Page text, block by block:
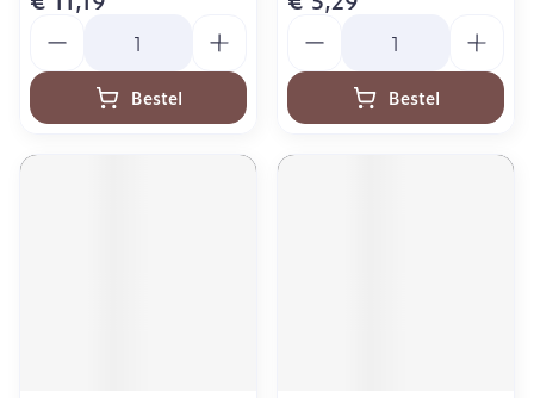
Bestel Bestel